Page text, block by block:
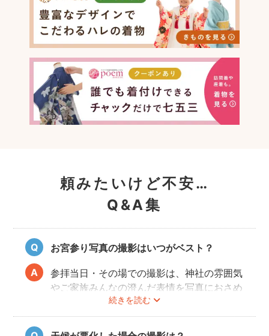
頼みたいけど不安…
Q&A集
お宮参り写真の撮影はいつがベスト？
続きを読む
参拝当日・その場での撮影は、神社の雰囲気
やご家族みんなの澄んだ表情を写真におさめ
ることできオススメですが、当日は慌ただし
くて撮影はちょっと…という場合でも、出発
前のご自宅や参拝後のお食事会など想い出に